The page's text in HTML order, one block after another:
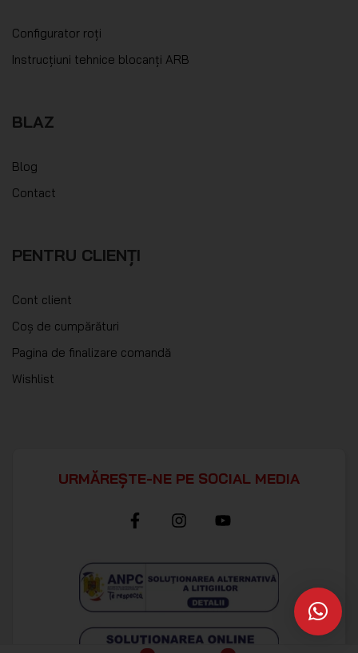
Configurator roți
Instrucțiuni tehnice blocanți ARB
BLAZ
Blog
Contact
PENTRU CLIENȚI
Cont client
Coș de cumpărături
Pagina de finalizare comandă
Wishlist
URMĂREȘTE-NE PE SOCIAL MEDIA